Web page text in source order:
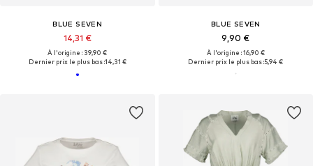
BLUE SEVEN
14,31 €
À l'origine : 39,90 €
Dernier prix le plus bas :14,31 €
BLUE SEVEN
9,90 €
À l'origine : 16,90 €
Dernier prix le plus bas :5,94 €